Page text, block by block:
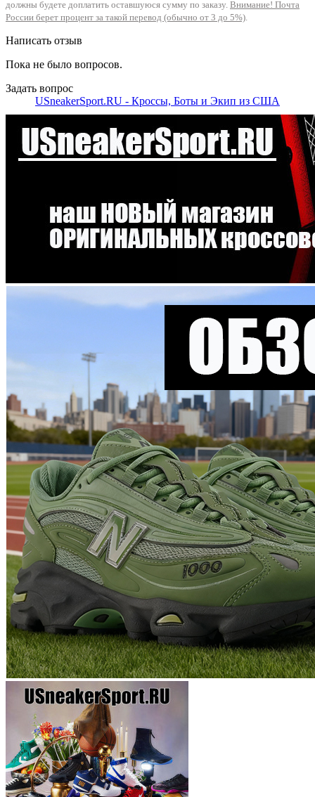
должны будете доплатить оставшуюся сумму по заказу. Внимание! Почта
России берет процент за такой перевод (обычно от 3 до 5%).
Написать отзыв
Пока не было вопросов.
Задать вопрос
USneakerSport.RU - Кроссы, Боты и Экип из США